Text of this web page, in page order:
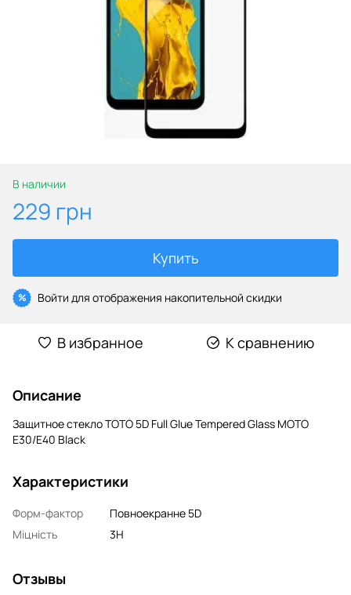
В наличии
229 грн
Купить
% Войти для отображения накопительной скидки
В избранное К сравнению
Описание
Защитное стекло TOTO 5D Full Glue Tempered Glass MOTO
E30/E40 Black
Характеристики
Форм-фактор
Повноекранне 5D
Міцність
3H
Отзывы